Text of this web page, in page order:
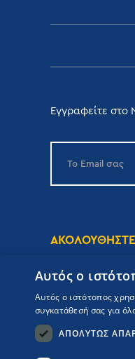
Εγγραφείτε
Copyrights
Αυτός ο
Αυτός ο ιστότοπος
συγκατάθεσή σας για
ΑΠΟΛΎΤΩΣ